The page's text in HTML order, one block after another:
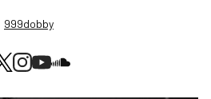
999dobby